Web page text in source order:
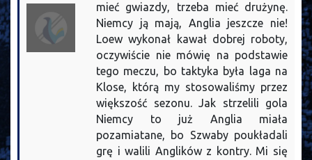
mieć gwiazdy, trzeba mieć drużynę.
Niemcy ją mają, Anglia jeszcze nie!
Loew wykonał kawał dobrej roboty,
oczywiście nie mówię na podstawie
tego meczu, bo taktyka była laga na
Klose, którą my stosowaliśmy przez
większość sezonu. Jak strzelili gola
Niemcy to już Anglia miała
pozamiatane, bo Szwaby poukładali
grę i walili Anglików z kontry. Mi się